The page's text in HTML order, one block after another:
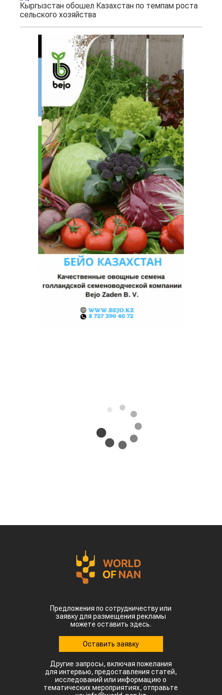
Кыргызстан обошел Казахстан по темпам роста
сельского хозяйства
Предложения по сотрудничеству или
заявку для размещения рекламы
можете оставить здесь.
Оставить заявку
Другие запросы, включая пожелания
для интервью, предоставления статей,
исследований или информацию о
тематических мероприятиях, отправьте